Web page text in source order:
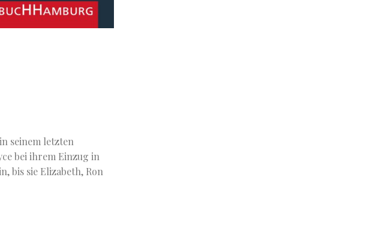
seinem letzten
bei ihrem Einzug in
bis sie Elizabeth, Ron